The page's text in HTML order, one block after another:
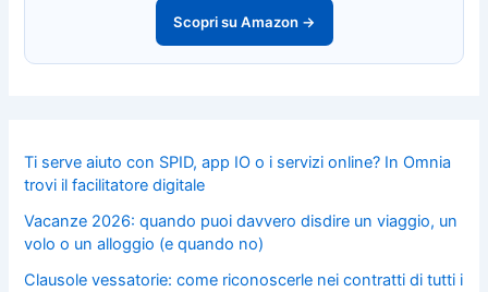
Scopri su Amazon →
Ti serve aiuto con SPID, app IO o i servizi online? In Omnia
trovi il facilitatore digitale
Vacanze 2026: quando puoi davvero disdire un viaggio, un
volo o un alloggio (e quando no)
Clausole vessatorie: come riconoscerle nei contratti di tutti i